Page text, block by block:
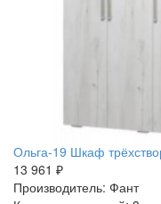
Ольга-19 Шкаф
13 961 ₽
Производитель: Фант